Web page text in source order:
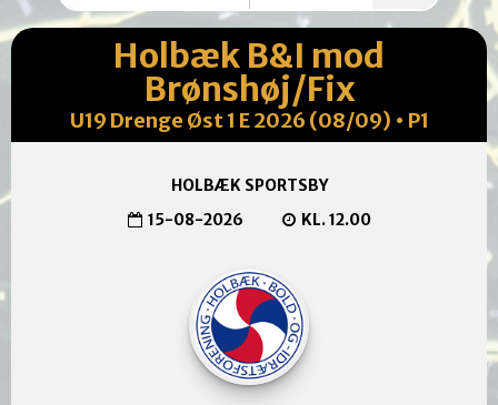
Holbæk B&I mod
Brønshøj/Fix
U19 Drenge Øst 1 E 2026 (08/09) • P1
HOLBÆK SPORTSBY
15-08-2026
KL. 12.00